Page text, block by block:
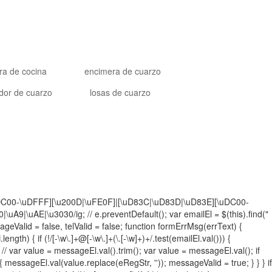
de cocina
encimera de cuarzo
de cuarzo
losas de cuarzo
\uDFFF][\u200D|\uFE0F]|[\uD83C|\uD83D|\uD83E][\uDC00-
ig; // e.preventDefault(); var emailEl = $(this).find("
= false, telValid = false; function formErrMsg(errText) {
{ if (!/[-\w\.]+@[-\w\.]+(\.[-\w]+)+/.test(emailEl.val())) {
var value = messageEl.val().trim(); var value = messageEl.val(); if
'')); messageValid = true; } } } if